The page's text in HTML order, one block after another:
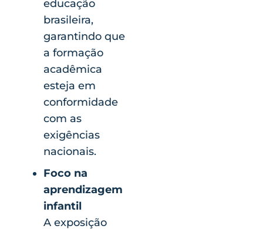
educação
brasileira,
garantindo que
a formação
acadêmica
esteja em
conformidade
com as
exigências
nacionais.
Foco na
aprendizagem
infantil
A exposição